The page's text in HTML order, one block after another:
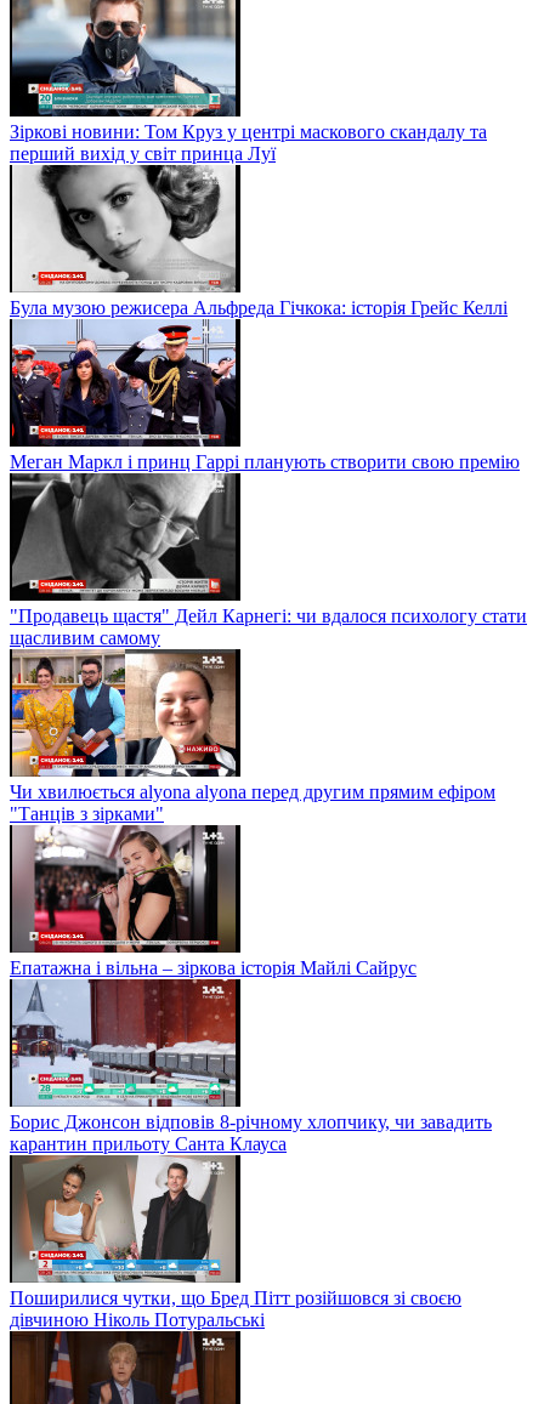
Зіркові новини: Том Круз у центрі маскового скандалу та
перший вихід у світ принца Луї
Була музою режисера Альфреда Гічкока: історія Грейс Келлі
Меган Маркл і принц Гаррі планують створити свою премію
"Продавець щастя" Дейл Карнегі: чи вдалося психологу стати
щасливим самому
Чи хвилюється alyona alyona перед другим прямим ефіром
"Танців з зірками"
Епатажна і вільна – зіркова історія Майлі Сайрус
Борис Джонсон відповів 8-річному хлопчику, чи завадить
карантин прильоту Санта Клауса
Поширилися чутки, що Бред Пітт розійшовся зі своєю
дівчиною Ніколь Потуральські